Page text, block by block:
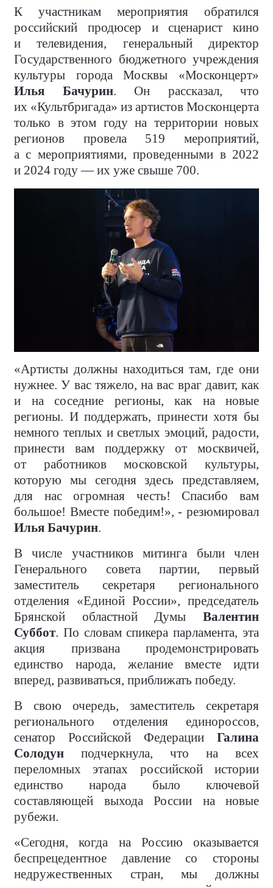
К участникам мероприятия обратился
российский продюсер и сценарист кино
и телевидения, генеральный директор
Государственного бюджетного учреждения
культуры города Москвы «Москонцерт»
Илья Бачурин. Он рассказал, что
их «Культбригада» из артистов Москонцерта
только в этом году на территории новых
регионов провела 519 мероприятий,
а с мероприятиями, проведенными в 2022
и 2024 году — их уже свыше 700.
«Артисты должны находиться там, где они
нужнее. У вас тяжело, на вас враг давит, как
и на соседние регионы, как на новые
регионы. И поддержать, принести хотя бы
немного теплых и светлых эмоций, радости,
принести вам поддержку от москвичей,
от работников московской культуры,
которую мы сегодня здесь представляем,
для нас огромная честь! Спасибо вам
большое! Вместе победим!», - резюмировал
Илья Бачурин.
В числе участников митинга были член
Генерального совета партии, первый
заместитель секретаря регионального
отделения «Единой России», председатель
Брянской областной Думы Валентин
Суббот. По словам спикера парламента, эта
акция призвана продемонстрировать
единство народа, желание вместе идти
вперед, развиваться, приближать победу.
В свою очередь, заместитель секретаря
регионального отделения единороссов,
сенатор Российской Федерации Галина
Солодун подчеркнула, что на всех
переломных этапах российской истории
единство народа было ключевой
составляющей выхода России на новые
рубежи.
«Сегодня, когда на Россию оказывается
беспрецедентное давление со стороны
недружественных стран, мы должны